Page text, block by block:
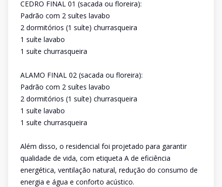
CEDRO FINAL 01 (sacada ou floreira):
Padrão com 2 suítes lavabo
2 dormitórios (1 suíte) churrasqueira
1 suíte lavabo
1 suíte churrasqueira
ALAMO FINAL 02 (sacada ou floreira):
Padrão com 2 suítes lavabo
2 dormitórios (1 suíte) churrasqueira
1 suíte lavabo
1 suíte churrasqueira
Além disso, o residencial foi projetado para garantir
qualidade de vida, com etiqueta A de eficiência
energética, ventilação natural, redução do consumo de
energia e água e conforto acústico.